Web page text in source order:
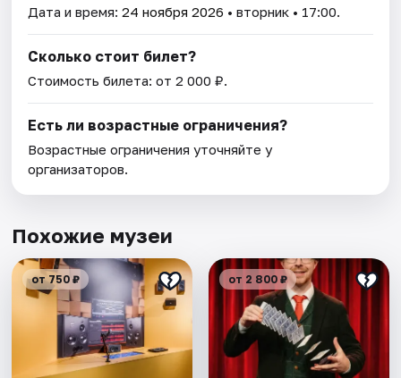
Дата и время:24 ноября 2026 • вторник • 17:00.
Сколько стоит билет?
Стоимость билета: от 2 000 ₽.
Есть ли возрастные ограничения?
Возрастные ограничения уточняйте у
организаторов.
Похожие музеи
от 750 ₽ от 2 800 ₽